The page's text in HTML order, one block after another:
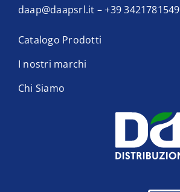
daap@daapsrl.it –+39 3421781549
Catalogo Prodotti
I nostri marchi
Chi Siamo